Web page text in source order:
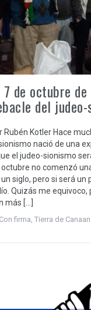
7 de octubre
del
Rubén Kotler Hace
nació de una
el judeo-sionismo
no comenzó
siglo, pero si será
Quizás me
más […]
Con firma Tierra de Canaan